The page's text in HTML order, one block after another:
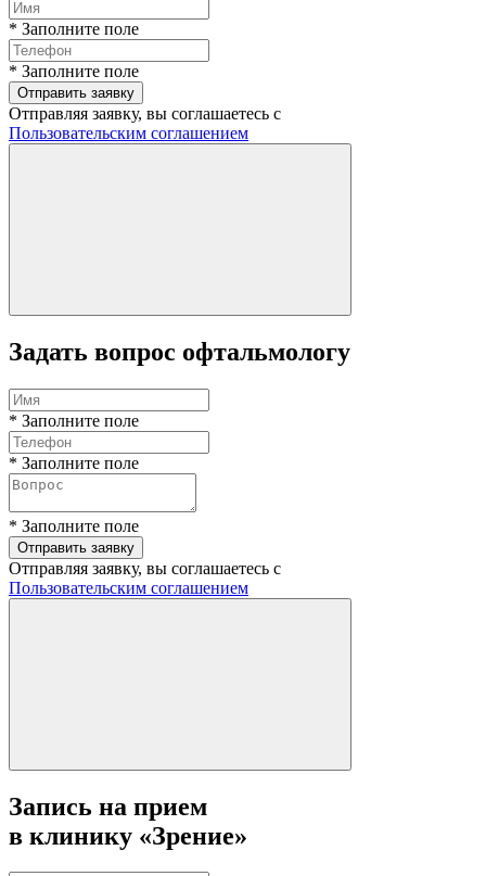
* Заполните поле
* Заполните поле
Отправить заявку
Отправляя заявку, вы соглашаетесь с
Пользовательским соглашением
Задать вопрос офтальмологу
* Заполните поле
* Заполните поле
* Заполните поле
Отправить заявку
Отправляя заявку, вы соглашаетесь с
Пользовательским соглашением
Запись на прием
в клинику «Зрение»